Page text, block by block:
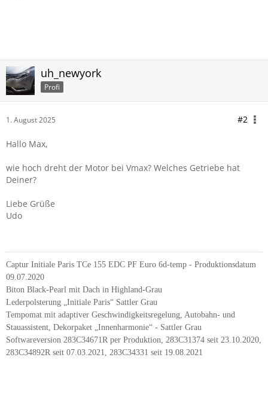
uh_newyork
Profi
1. August 2025 #2
Hallo Max,
wie hoch dreht der Motor bei Vmax? Welches Getriebe hat
Deiner?
Liebe Grüße
Udo
Captur Initiale Paris TCe 155 EDC PF Euro 6d-temp - Produktionsdatum
09.07.2020
Biton Black-Pearl mit Dach in Highland-Grau
Lederpolsterung „Initiale Paris“ Sattler Grau
Tempomat mit adaptiver Geschwindigkeitsregelung, Autobahn- und
Stauassistent, Dekorpaket „Innenharmonie“ - Sattler Grau
Softwareversion 283C34671R per Produktion, 283C31374 seit 23.10.2020,
283C34892R seit 07.03.2021, 283C34331 seit 19.08.2021